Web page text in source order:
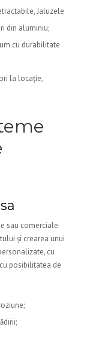
Jaluzele
din aluminiu;
cu durabilitate
la locație,
sau comerciale
și crearea unui
cu
posibilitatea de